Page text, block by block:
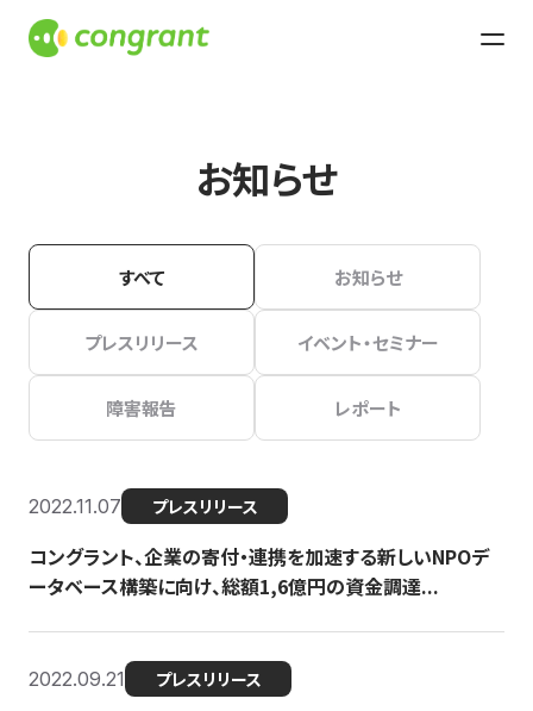
お知らせ
すべて お知らせ
プレスリリース イベント・セミナー
障害報告 レポート
2022.11.07 プレスリリース
コングラント、企業の寄付・連携を加速する新しいNPOデ
ータベース構築に向け、総額1,6億円の資金調達...
2022.09.21 プレスリリース